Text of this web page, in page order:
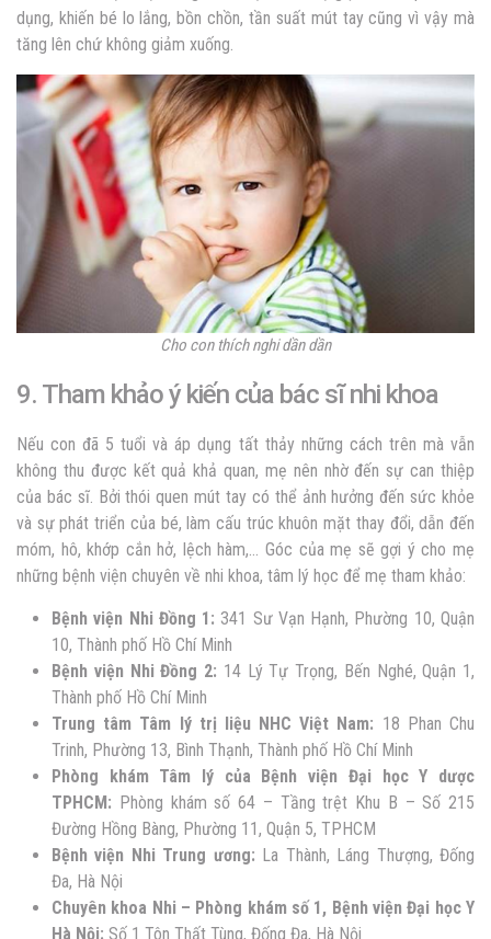
dụng, khiến bé lo lắng, bồn chồn, tần suất mút tay cũng vì vậy mà
tăng lên chứ không giảm xuống.
Cho con thích nghi dần dần
9. Tham khảo ý kiến của bác sĩ nhi khoa
Nếu con đã 5 tuổi và áp dụng tất thảy những cách trên mà vẫn
không thu được kết quả khả quan, mẹ nên nhờ đến sự can thiệp
của bác sĩ. Bởi thói quen mút tay có thể ảnh hưởng đến sức khỏe
và sự phát triển của bé, làm cấu trúc khuôn mặt thay đổi, dẫn đến
móm, hô, khớp cắn hở, lệch hàm,… Góc của mẹ sẽ gợi ý cho mẹ
những bệnh viện chuyên về nhi khoa, tâm lý học để mẹ tham khảo:
Bệnh viện Nhi Đồng 1:341 Sư Vạn Hạnh, Phường 10, Quận
10, Thành phố Hồ Chí Minh
Bệnh viện Nhi Đồng 2: 14 Lý Tự Trọng, Bến Nghé, Quận 1,
Thành phố Hồ Chí Minh
Trung tâm Tâm lý trị liệu NHC Việt Nam: 18 Phan Chu
Trinh, Phường 13, Bình Thạnh, Thành phố Hồ Chí Minh
Phòng khám Tâm lý của Bệnh viện Đại học Y dược
TPHCM: Phòng khám số 64 – Tầng trệt Khu B – Số 215
Đường Hồng Bàng, Phường 11, Quận 5, TPHCM
Bệnh viện Nhi Trung ương: La Thành, Láng Thượng, Đống
Đa, Hà Nội
Chuyên khoa Nhi – Phòng khám số 1, Bệnh viện Đại học Y
Hà Nội: Số 1 Tôn Thất Tùng, Đống Đa, Hà Nội